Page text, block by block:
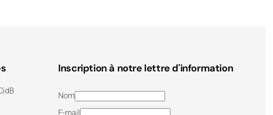
Inscription à notre lettre d'information
Nom
E-mail